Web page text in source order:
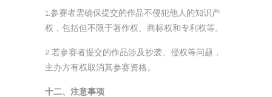
1.参赛者需确保提交的作品不侵犯他人的知识产
权，包括但不限于著作权、商标权和专利权等。
2.若参赛者提交的作品涉及抄袭、侵权等问题，
主办方有权取消其参赛资格。
十二、注意事项